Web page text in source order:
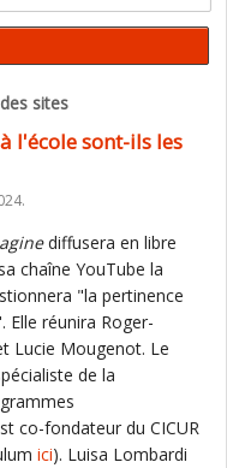
sites
l'école sont-ils les
diffusera en libre
chaîne YouTube la
"la pertinence
Elle réunira Roger-
Lucie Mougenot. Le
de la
co-fondateur du CICUR
ici). Luisa Lombardi